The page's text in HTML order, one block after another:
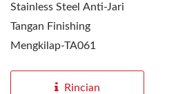
Stainless Steel Anti-Jari
Tangan Finishing
Mengkilap-TA061
Rincian